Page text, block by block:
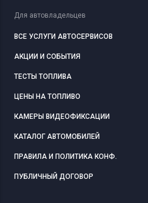
Для автовладельцев
ВСЕ УСЛУГИ АВТОСЕРВИСОВ
АКЦИИ И СОБЫТИЯ
ТЕСТЫ ТОПЛИВА
ЦЕНЫ НА ТОПЛИВО
КАМЕРЫ ВИДЕОФИКСАЦИИ
КАТАЛОГ АВТОМОБИЛЕЙ
ПРАВИЛА И ПОЛИТИКА КОНФ.
ПУБЛИЧНЫЙ ДОГОВОР